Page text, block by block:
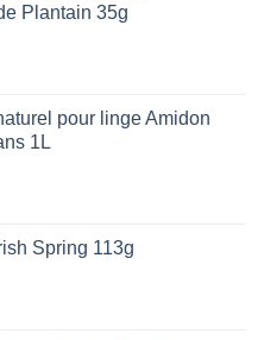
Plantain 35g
pour linge Amidon
1L
Spring 113g